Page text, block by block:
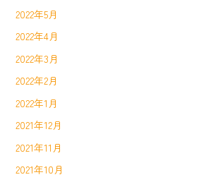
2022年5月
2022年4月
2022年3月
2022年2月
2022年1月
2021年12月
2021年11月
2021年10月